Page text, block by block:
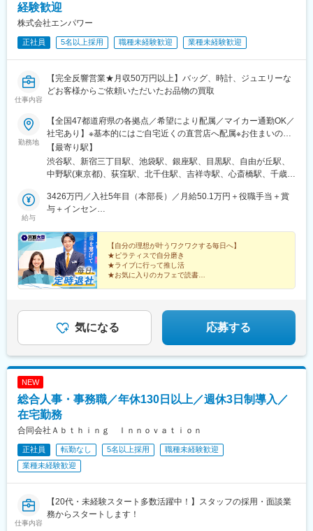
駅、中央林間駅、伊勢原駅、海老名駅(相模線)、相武台前駅、大雄
山駅、高座渋谷駅、相模金子駅、湯河原駅、京急鶴見駅、杉田駅
駅、社家駅、大和駅(神奈川県)、厚木駅、座間駅、かしわ台駅、二
新宿駅、西早稲田駅、春日駅(東京都)、上野広小路駅、とうきょう
スカイツリー駅、国際展示場駅、亀戸水神駅、五反田駅、九品仏
官山駅、要町駅、東池袋駅、牛田駅(東京都)、府中駅(東京都)、京
王多摩川駅、立川駅、京王八王子駅、京王口ステイション駅、高
島町駅、平沼橋駅、馬車道駅、石川町駅、日ノ出町駅、綱島駅、
センター南駅、武蔵小杉駅、高津駅(神奈川県)、登戸駅、横須賀
駅、緑町駅、北茅ケ崎駅、逗子駅、海老名駅(相鉄・小田急)、鶴見
駅、内幸町駅、東新宿駅、新宿西口駅、下落合駅、御徒町駅、曳
舟駅、東京国際クルーズターミナル駅、東京ビッグサイト駅、不
駅、府中本町駅、立川南駅、日本大通り駅、関内駅、八丁畷駅、
武蔵溝ノ口駅、柳小路駅、お台場海浜公園駅
経験歓迎
株式会社エンパワー
正社員 5名以上採用 職種未経験歓迎 業種未経験歓迎
仕事内容
【完全反響営業★月収50万円以上】バッグ、時計、ジュエリーな
どお客様からご依頼いただいたお品物の買取
勤務地
【全国47都道府県の各拠点／希望により配属／マイカー通勤OK／
社宅あり】※基本的にはご自宅近くの直営店へ配属※お住まいのエ
リアや配属先の人員状況により、入社後に他県の直営店に出張
し、経験を積んでいただく可能性あり★U・Iターン歓迎 ★マイ
カー通勤OK（規定あり。詳細はお問い合わせください）＜募集エ
城県・山形県・福島県◆関東東京都・神奈川県・千葉県・埼玉
県・茨城県・栃木県・群馬県◆中部山梨県・新潟県・富山県・石
滋賀県・京都府・大阪府・兵庫県・和歌山県・奈良県◆中国・四
国鳥取県・島根県・岡山県・広島県・山口県・香川県・愛媛県・
高知県・徳島県◆九州・沖縄福岡県・佐賀県・長崎県・熊本県・
大分県・宮崎県・鹿児島県・沖縄県☆最近では全国の「イオン」
「ららぽーと」「イトーヨーカドー」「ダイナシティ」など大型
に、気軽に当店に立ち寄る方が増加中。さらなる企業拡大を目指
しています。
【最寄り駅】
渋谷駅、新宿三丁目駅、池袋駅、銀座駅、目黒駅、自由が丘駅、
中野駅(東京都)、荻窪駅、北千住駅、吉祥寺駅、心斎橋駅、千歳駅
条駅、環状通東駅、高砂駅(北海道)、発寒南駅、本八戸駅、一ノ関
駅、前沢駅、秋田駅、鏡石駅、いわき駅、郡山富田駅、荒川沖
駅、南越谷駅、上尾駅、加茂宮駅、和光市駅、入曽駅、高坂駅、
朝霞駅、中浦和駅、武蔵浦和駅、鶴瀬駅、東鷲宮駅、新座駅、川
口駅、松戸駅、北柏駅、柏駅、新浦安駅、市川駅、京成船橋駅、
海浜幕張駅、稲毛駅、四街道駅、おゆみ野駅、五井駅、新船橋
駅、馬込沢駅、松岸駅、平井駅(東京都)、葛西駅、秋川駅、豊田
府中駅(東京都)、聖蹟桜ケ丘駅、上野御徒町駅、豊洲駅、二子玉川
駅、三軒茶屋駅、田園調布駅、町田駅、すずかけ台駅、溝の口
知県)、町方駅、荒子川公園駅、小牧駅、稲沢駅、新守山駅、荒子
駅、鶴舞駅、観音寺駅(愛知県)、平田町駅、桔梗が丘駅、南が丘
駅、堅田駅、野洲駅、瀬田駅(滋賀県)、堺東駅、大正駅(大阪府)、
川西駅(大阪府)、河内長野駅、深江橋駅、日根野駅、堺駅、万博記
念公園駅、富木駅、池田駅(大阪府)、南ウッディタウン駅、三田駅
(兵庫県)、大久保駅(兵庫県)、多田駅(兵庫県)、元町駅(兵庫県)、鼓
山下駅、南岩国駅、周防花岡駅、柳井駅、今治駅、御井駅、平和
通駅、下曽根駅、大野城駅、二島駅、折尾駅、西鉄福岡駅、博多
給与
3426万円／入社5年目（本部長）／月給50.1万円＋役職手当＋賞
与＋インセン
与＋インセン
【自分の理想が叶うワクワクする毎日へ】
★ピラティスで自分磨き
★ライブに行って推し活
★お気に入りのカフェで読書
気になる 応募する
NEW
総合人事・事務職／年休130日以上／週休3日制導入／
在宅勤務
合同会社Ａｂｔｈｉｎｇ Ｉｎｎｏｖａｔｉｏｎ
正社員 転勤なし 5名以上採用
職種未経験歓迎
業種未経験歓迎
仕事内容
【20代・未経験スタート多数活躍中！】スタッフの採用・面談業
務からスタートします！